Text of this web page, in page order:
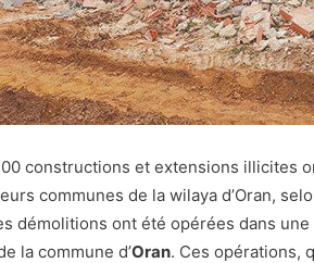
constructions et extensions illicites
communes de la wilaya d’Oran,
démolitions ont été opérées dans
la commune d’Oran. Ces opérations,